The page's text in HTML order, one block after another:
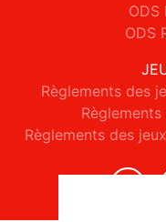
ODS
ODS
Règlements des
Règlements des